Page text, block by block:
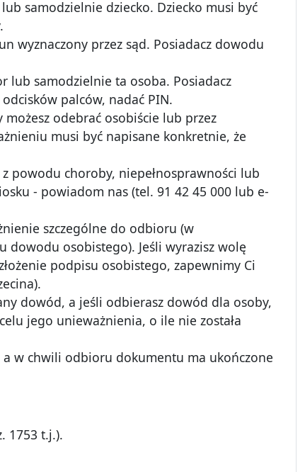
samodzielnie dziecko. Dziecko musi być
wyznaczony przez sąd. Posiadacz dowodu
lub samodzielnie ta osoba. Posiadacz
palców, nadać PIN.
możesz odebrać osobiście lub przez
musi być napisane konkretnie, że
z powodu choroby, niepełnosprawności lub
- powiadom nas (tel. 91 42 45 000 lub e-
szczególne do odbioru (w
osobistego). Jeśli wyrazisz wolę
podpisu osobistego, zapewnimy Ci
dowód, a jeśli odbierasz dowód dla osoby,
jego unieważnienia, o ile nie została
a w chwili odbioru dokumentu ma ukończone
1753 t.j.).